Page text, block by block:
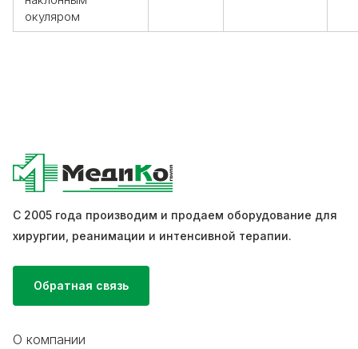
окуляром
С 2005 года производим и продаем оборудование для
хирургии, реанимации и интенсивной терапии.
Обратная связь
О компании